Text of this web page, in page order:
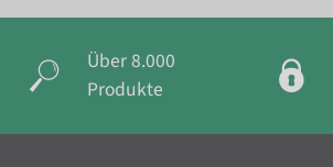
Über 8.000
Produkte